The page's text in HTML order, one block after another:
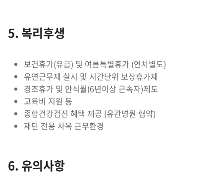
5. 복리후생
보건휴가(유급) 및 여름특별휴가 (연차별도)
유연근무제 실시 및 시간단위 보상휴가제
경조휴가 및 안식월(6년이상 근속자)제도
교육비 지원 등
종합건강검진 혜택 제공 (유관병원 협약)
재단 전용 사옥 근무환경
6. 유의사항